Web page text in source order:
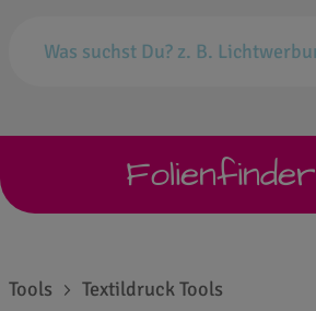
Folienfinder
Tools Textildruck Tools